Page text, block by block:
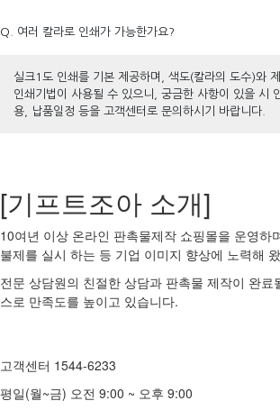
Q. 여러 칼라로 인쇄가 가능한가요?
실크1도 인쇄를 기본 제공하며, 색도(칼라의 도수)와
인쇄기법이 사용될 수 있으니, 궁금한 사항이 있을 시
용, 납품일정 등을 고객센터로 문의하시기 바랍니다.
[기프트조아 소개]
10여년 이상 온라인 판촉물제작 쇼핑몰을 운영하
불제를 실시 하는 등 기업 이미지 향상에 노력해
전문 상담원의 친절한 상담과 판촉물 제작이 완료
스로 만족도를 높이고 있습니다.
고객센터 1544-6233
평일(월~금) 오전 9:00 ~ 오후 9:00